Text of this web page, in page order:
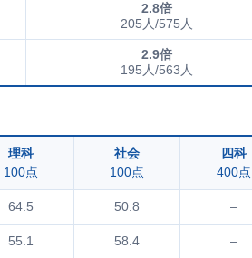
2.8倍
205人/575人
2.9倍
195人/563人
理科
100点
社会
100点
四科
400点
64.5 50.8 –
55.1 58.4 –